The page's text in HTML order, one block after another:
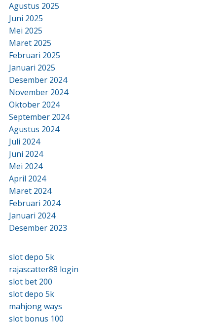
Agustus 2025
Juni 2025
Mei 2025
Maret 2025
Februari 2025
Januari 2025
Desember 2024
November 2024
Oktober 2024
September 2024
Agustus 2024
Juli 2024
Juni 2024
Mei 2024
April 2024
Maret 2024
Februari 2024
Januari 2024
Desember 2023
slot depo 5k
rajascatter88 login
slot bet 200
slot depo 5k
mahjong ways
slot bonus 100